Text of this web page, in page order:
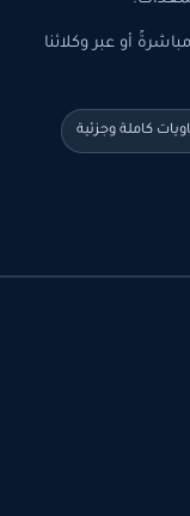
أو عبر وكلائنا
كاملة وجزئية